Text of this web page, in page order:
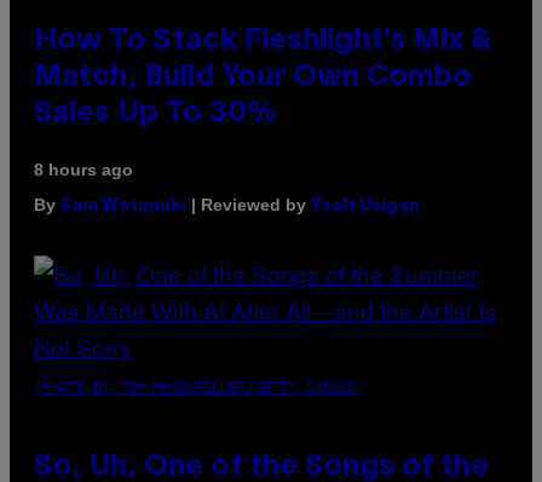
How To Stack Fleshlight’s Mix &
Match, Build Your Own Combo
Sales Up To 30%
8 hours ago
By Sam Watanuki | Reviewed by Ysolt Usigan
(PHOTO BY TIM MOSENFELDER/GETTY IMAGES)
So, Uh, One of the Songs of the